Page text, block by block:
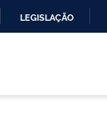
LEGISLAÇÃO